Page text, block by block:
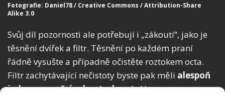
Fotografie: Daniel78 / Creative Commons / Attribution-Share
Alike 3.0
Svůj díl pozornosti ale potřebují i „zákoutí“, jako je
těsnění dvířek a filtr. Těsnění po každém praní
řádně vysušte a případně očistěte roztokem octa.
Filtr zachytávající nečistoty byste pak měli alespoň
jednou za měsíc zkontrolovat. Ale pozor,